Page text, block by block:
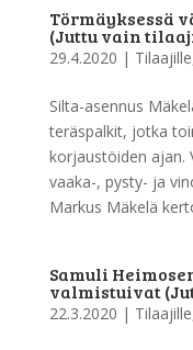
Törmäyksessä
(Juttu vain
29.4.2020 | Tilaajille
Silta-asennus
teräspalkit, jotka
korjaustöiden ajan.
vaaka-, pysty- ja
Markus Mäkelä
Samuli
valmistuivat
22.3.2020 | Tilaajille